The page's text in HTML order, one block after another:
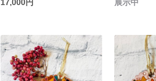
17,000円 展示中